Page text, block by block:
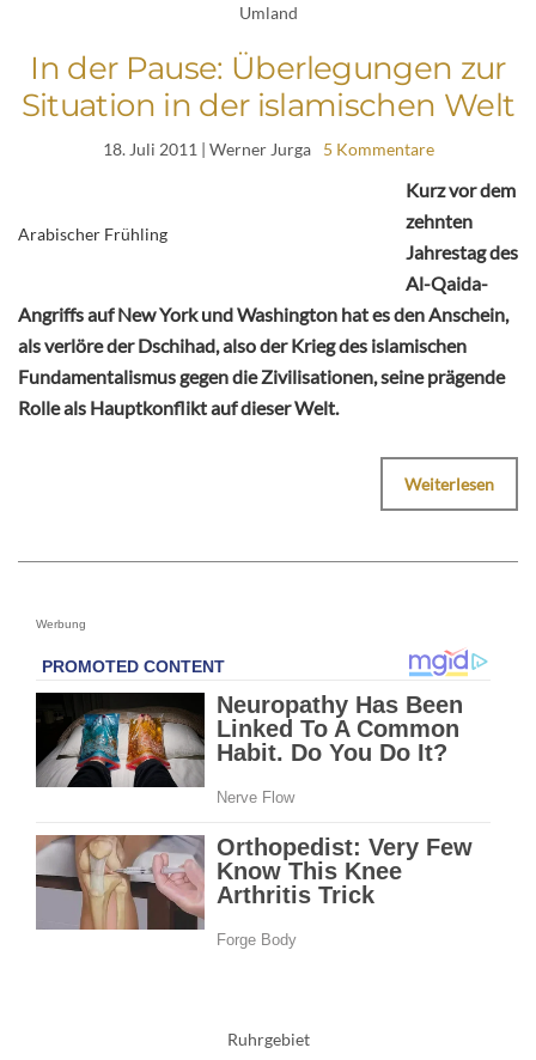
Umland
In der Pause: Überlegungen zur
Situation in der islamischen Welt
18. Juli 2011 | Werner Jurga 5 Kommentare
Arabischer Frühling
Kurz vor dem
zehnten
Jahrestag des
Al-Qaida-
Angriffs auf New York und Washington hat es den Anschein,
als verlöre der Dschihad, also der Krieg des islamischen
Fundamentalismus gegen die Zivilisationen, seine prägende
Rolle als Hauptkonflikt auf dieser Welt.
Weiterlesen
Werbung
Ruhrgebiet